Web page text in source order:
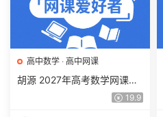
高中数学 · 高中网课
胡源 2027年高考数学网课教
程 高三数学 一轮复习暑假班
19.9